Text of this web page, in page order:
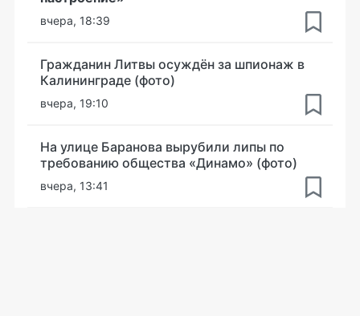
вчера, 18:39
Гражданин Литвы осуждён за шпионаж в
Калининграде (фото)
вчера, 19:10
На улице Баранова вырубили липы по
требованию общества «Динамо» (фото)
вчера, 13:41